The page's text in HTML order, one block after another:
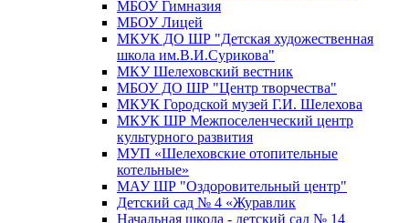
МБОУ Гимназия
МБОУ Лицей
МКУК ДО ШР "Детская художественная
школа им.В.И.Сурикова"
МКУ Шелеховский вестник
МБОУ ДО ШР "Центр творчества"
МКУК Городской музей Г.И. Шелехова
МКУК ШР Межпоселенческий центр
культурного развития
МУП «Шелеховские отопительные
котельные»
МАУ ШР "Оздоровительный центр"
Детский сад № 4 «Журавлик
Начальная школа - детский сад № 14